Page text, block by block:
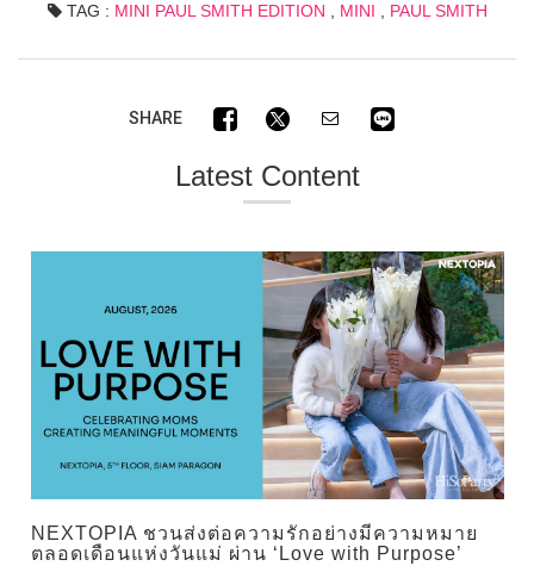
TAG : MINI PAUL SMITH EDITION MINI PAUL SMITH
SHARE
Latest Content
NEXTOPIA ชวนส่งต่อความรักอย่างมีความหมาย
ตลอดเดือนแห่งวันแม่ ผ่าน ‘Love with Purpose’